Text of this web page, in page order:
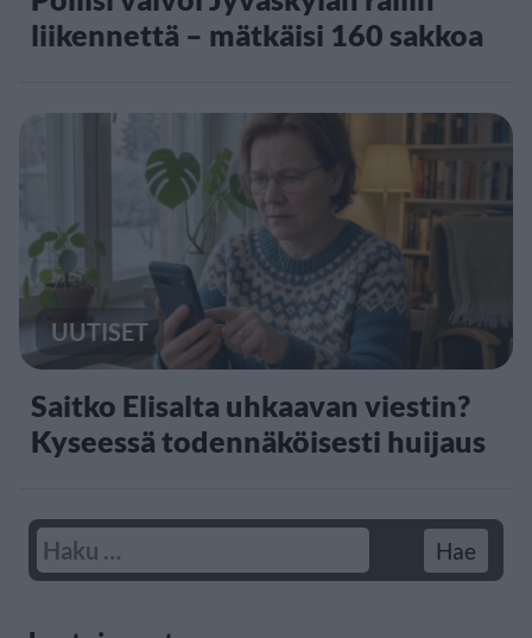
liikennettä – mätkäisi 160 sakkoa
UUTISET
Saitko Elisalta uhkaavan viestin?
Kyseessä todennäköisesti huijaus